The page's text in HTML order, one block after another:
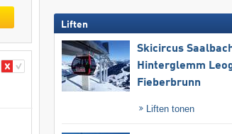
Liften
Skicircus
Hinterglemm
Fieberbrunn
Liften tonen